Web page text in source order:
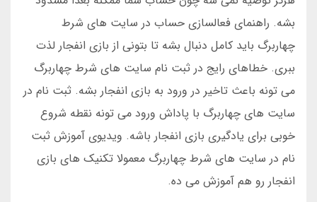
بشه. راهنمای فعالسازی حساب در سایت های شرط
چهاربرگ باید کامل دنبال بشه تا بتونی از بازی انفجار لذت
ببری. خطاهای رایج در ثبت نام سایت های شرط چهاربرگ
می تونه باعث تاخیر در ورود به بازی انفجار بشه. ثبت نام در
سایت های چهاربرگ با پاداش ورود می تونه نقطه شروع
خوبی برای یادگیری بازی انفجار باشه. ویدیوی آموزش ثبت
نام در سایت های شرط چهاربرگ معمولا تکنیک های بازی
انفجار رو هم آموزش می ده.